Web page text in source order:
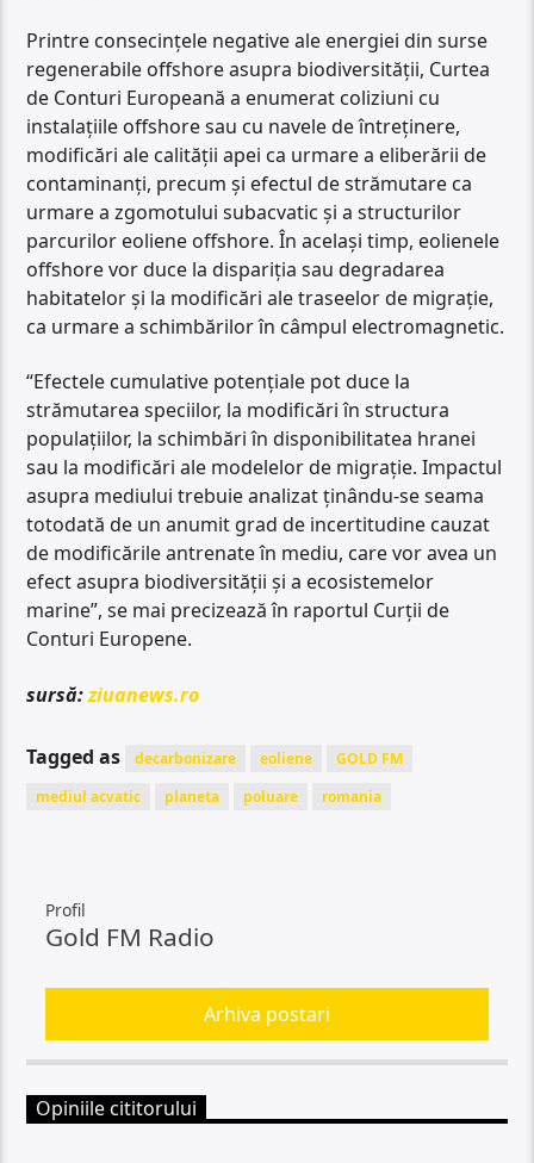
Printre consecințele negative ale energiei din surse
regenerabile offshore asupra biodiversității, Curtea
de Conturi Europeană a enumerat coliziuni cu
instalațiile offshore sau cu navele de întreținere,
modificări ale calității apei ca urmare a eliberării de
contaminanți, precum și efectul de strămutare ca
urmare a zgomotului subacvatic și a structurilor
parcurilor eoliene offshore. În același timp, eolienele
offshore vor duce la dispariția sau degradarea
habitatelor și la modificări ale traseelor de migrație,
ca urmare a schimbărilor în câmpul electromagnetic.
“Efectele cumulative potențiale pot duce la
strămutarea speciilor, la modificări în structura
populațiilor, la schimbări în disponibilitatea hranei
sau la modificări ale modelelor de migrație. Impactul
asupra mediului trebuie analizat ținându-se seama
totodată de un anumit grad de incertitudine cauzat
de modificările antrenate în mediu, care vor avea un
efect asupra biodiversității și a ecosistemelor
marine”, se mai precizează în raportul Curții de
Conturi Europene.
sursă:ziuanews.ro
Tagged as decarbonizare eoliene
GOLD FM
mediul acvatic
planeta poluare romania
Profil
Gold FM Radio
Arhiva postari
Opiniile cititorului